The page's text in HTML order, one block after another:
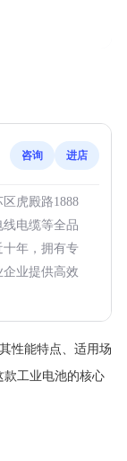
咨询 进店
虎殿路1888
电缆等全品
十年，拥有专
业提供高效
性能特点、适用场
款工业电池的核心